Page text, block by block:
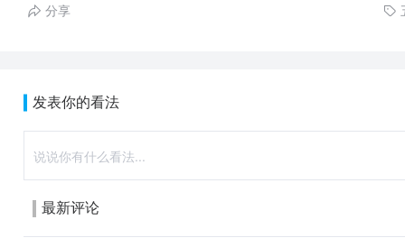
分享
发表你的看法
最新评论